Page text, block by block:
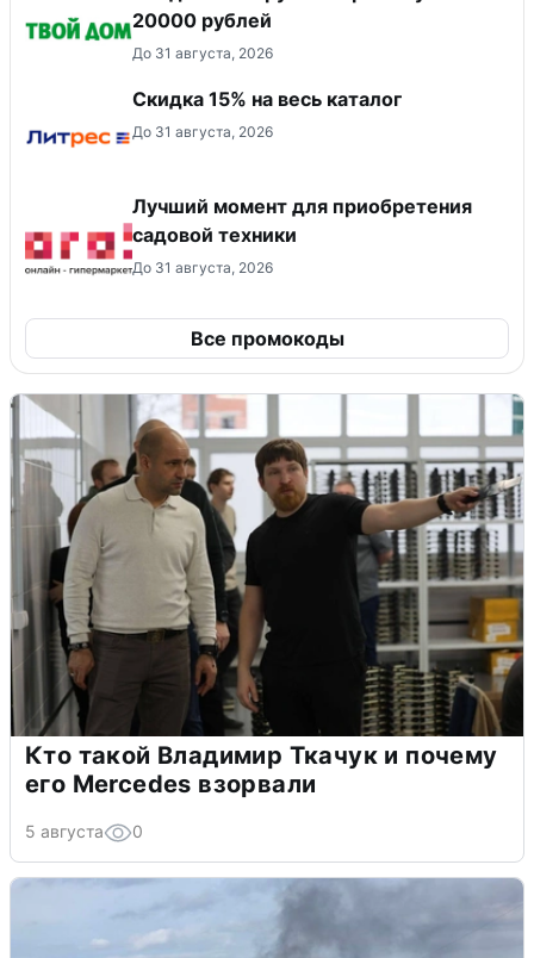
20000 рублей
До 31 августа, 2026
Скидка 15% на весь каталог
До 31 августа, 2026
Лучший момент для приобретения
садовой техники
До 31 августа, 2026
Все промокоды
Кто такой Владимир Ткачук и почему
его Mercedes взорвали
5 августа 0